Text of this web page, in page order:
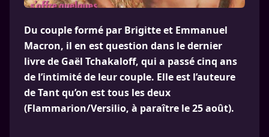
Du couple formé par Brigitte et Emmanuel
Macron, il en est question dans le dernier
livre de Gaël Tchakaloff, qui a passé cinq ans
de l’intimité de leur couple. Elle est l’auteure
de Tant qu’on est tous les deux
(Flammarion/Versilio, à paraître le 25 août).